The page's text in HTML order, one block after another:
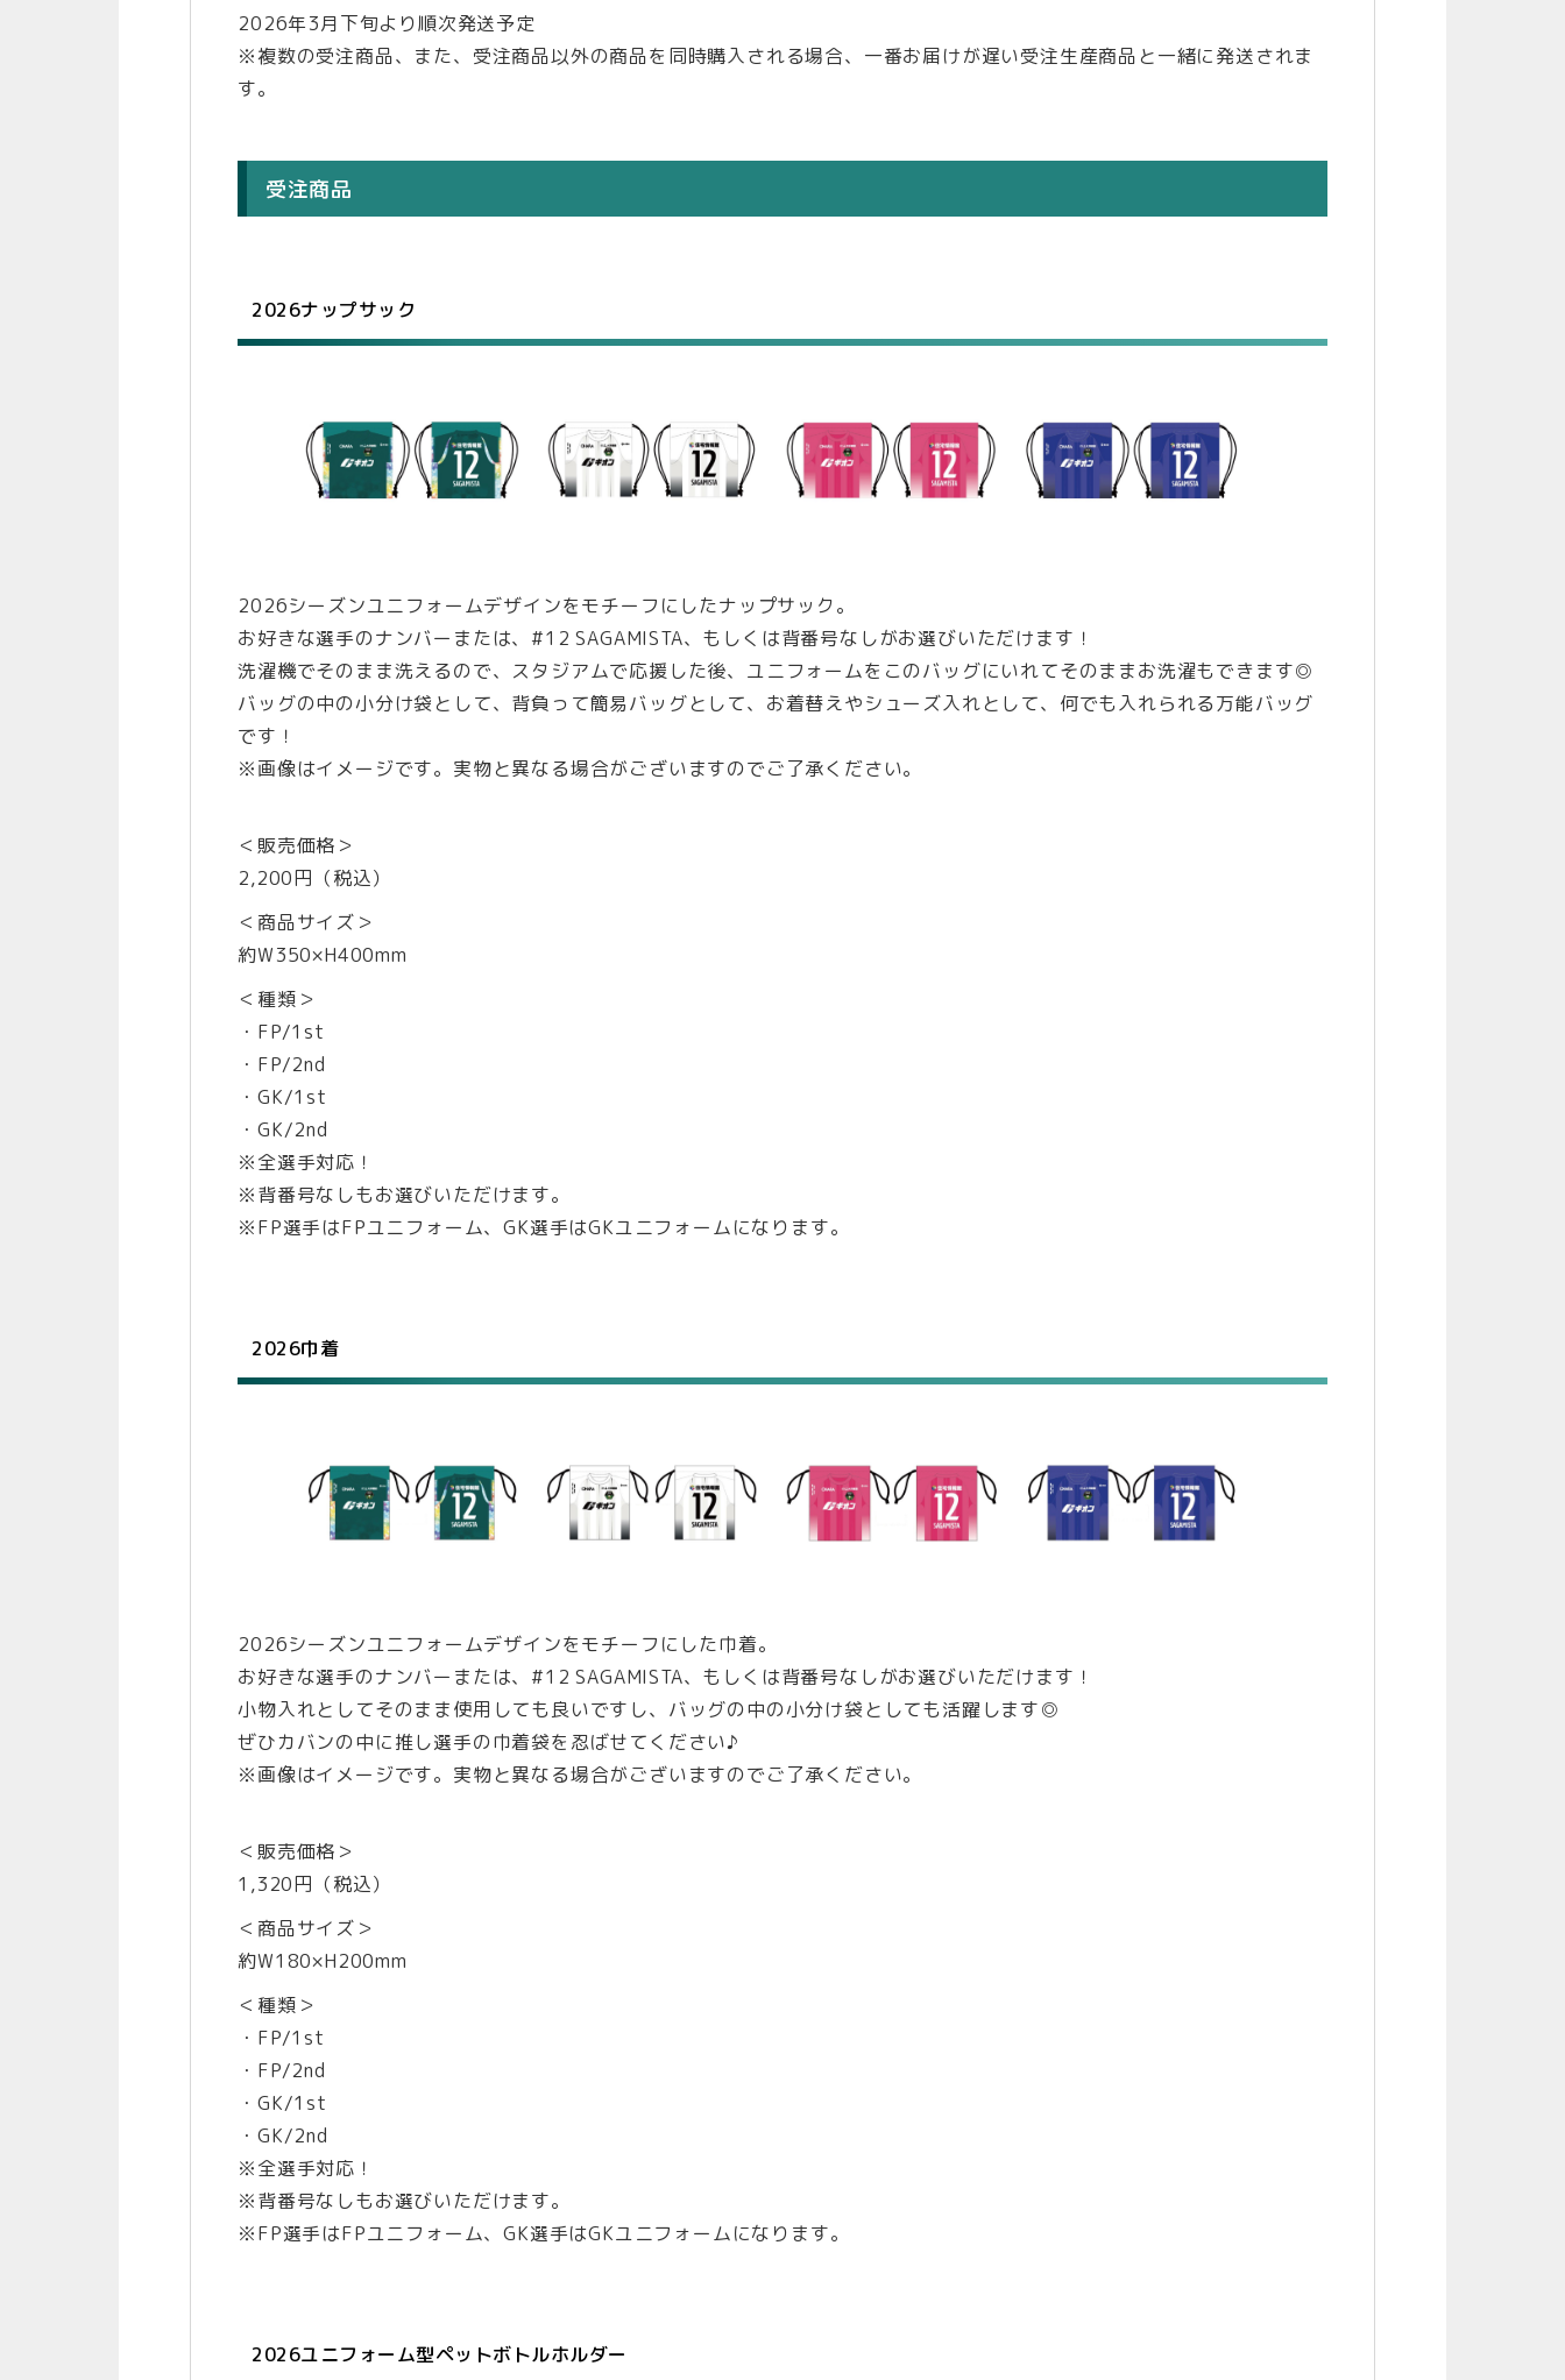
2026年3月下旬より順次発送予定
※複数の受注商品、また、受注商品以外の商品を同時購入される場合、一番お届けが遅い受注生産商品と一緒に発送されま
す。
受注商品
2026ナップサック
2026シーズンユニフォームデザインをモチーフにしたナップサック。
お好きな選手のナンバーまたは、#12 SAGAMISTA、もしくは背番号なしがお選びいただけます！
洗濯機でそのまま洗えるので、スタジアムで応援した後、ユニフォームをこのバッグにいれてそのままお洗濯もできます◎
バッグの中の小分け袋として、背負って簡易バッグとして、お着替えやシューズ入れとして、何でも入れられる万能バッグ
です！
※画像はイメージです。実物と異なる場合がございますのでご了承ください。
＜販売価格＞
2,200円（税込）
＜商品サイズ＞
約W350×H400mm
＜種類＞
・FP/1st
・FP/2nd
・GK/1st
・GK/2nd
※全選手対応！
※背番号なしもお選びいただけます。
※FP選手はFPユニフォーム、GK選手はGKユニフォームになります。
2026巾着
2026シーズンユニフォームデザインをモチーフにした巾着。
お好きな選手のナンバーまたは、#12 SAGAMISTA、もしくは背番号なしがお選びいただけます！
小物入れとしてそのまま使用しても良いですし、バッグの中の小分け袋としても活躍します◎
ぜひカバンの中に推し選手の巾着袋を忍ばせてください♪
※画像はイメージです。実物と異なる場合がございますのでご了承ください。
＜販売価格＞
1,320円（税込）
＜商品サイズ＞
約W180×H200mm
＜種類＞
・FP/1st
・FP/2nd
・GK/1st
・GK/2nd
※全選手対応！
※背番号なしもお選びいただけます。
※FP選手はFPユニフォーム、GK選手はGKユニフォームになります。
2026ユニフォーム型ペットボトルホルダー